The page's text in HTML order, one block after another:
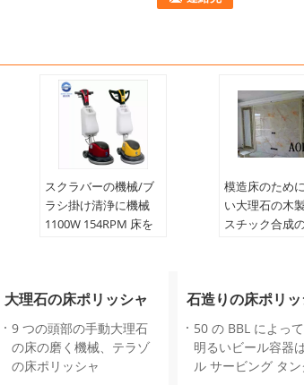
スクラバーの機械/ブ
ラシ掛け清浄に機械
1100W 154RPM 床を
をかける機械
現在の:6.92A
ブラシの回転速度:
154rpm/min
主要なケーブル長:
模造床のため
い大理石の木
スチック合成
タイプ:
ポリ塩
ールの大理石の
ィールの生産
発光色:顧客の
従う青または
大理石の床ポリッシャ
9 つの頭部の手動大理石
の床の磨く機械、テラゾ
の床ポリッシャ
石造りの床ポリッ
50 の BBL によっ
明るいビール容器
ル サービング タ